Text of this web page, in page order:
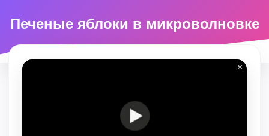
Печеные яблоки в микроволновке